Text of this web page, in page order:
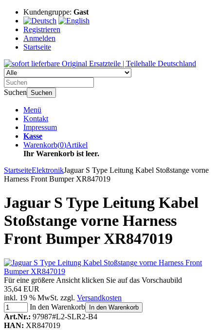
Kundengruppe: Gast
Registrieren
Anmelden
Startseite
Suchen Suchen
Menü
Kontakt
Impressum
Kasse
Warenkorb(0)Artikel
Ihr Warenkorb ist leer.
StartseiteElektronikJaguar S Type Leitung Kabel Stoßstange vorne
Harness Front Bumper XR847019
Jaguar S Type Leitung Kabel
Stoßstange vorne Harness
Front Bumper XR847019
Für eine größere Ansicht klicken Sie auf das Vorschaubild
35,64 EUR
inkl. 19 % MwSt. zzgl. Versandkosten
In den Warenkorb
In den Warenkorb
Art.Nr.: 97987#L2-SLR2-B4
HAN: XR847019